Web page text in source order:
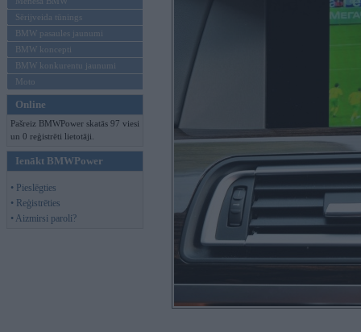
Sērijveida tūnings
BMW pasaules jaunumi
BMW koncepti
BMW konkurentu jaunumi
Moto
Online
Pašreiz BMWPower skatās 97 viesi
un 0 reģistrēti lietotāji.
Ienākt BMWPower
• Pieslēgties
• Reģistrēties
• Aizmirsi paroli?